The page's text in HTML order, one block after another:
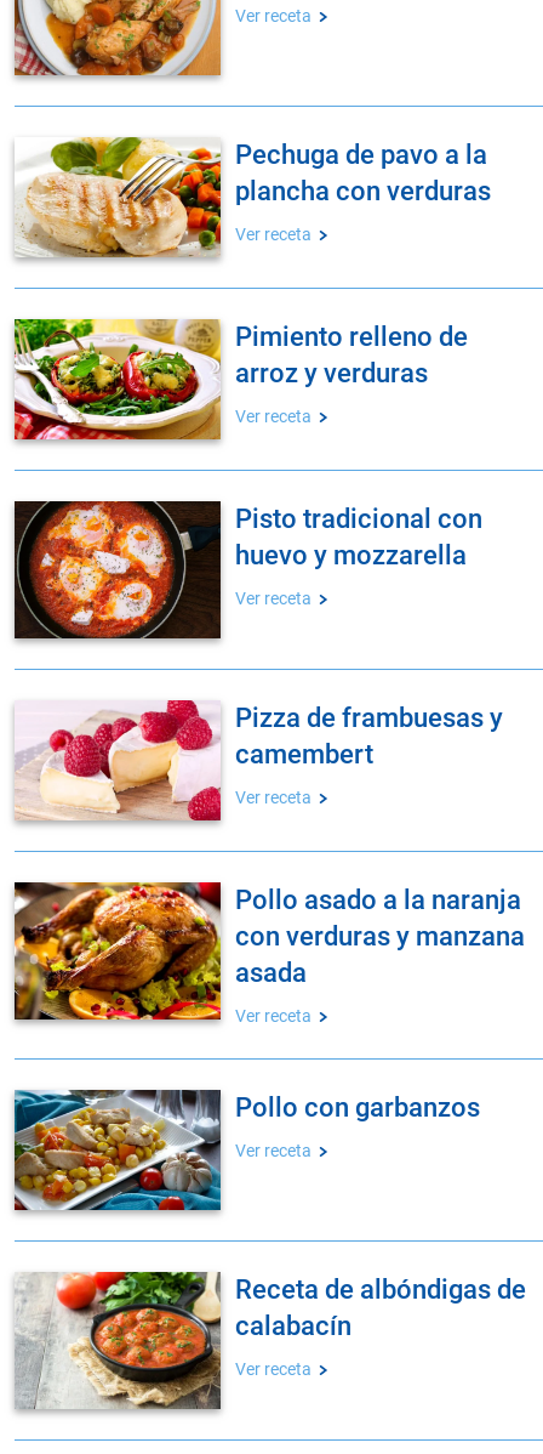
Ver receta
pechuga de pavo a la
plancha con verduras
Ver receta
pimiento relleno de
arroz y verduras
Ver receta
pisto tradicional con
huevo y mozzarella
Ver receta
pizza de frambuesas y
camembert
Ver receta
pollo asado a la naranja
con verduras y manzana
asada
Ver receta
pollo con garbanzos
Ver receta
receta de albóndigas de
calabacín
Ver receta